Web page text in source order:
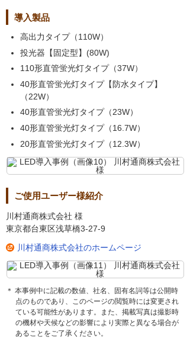
導入製品
高出力タイプ（110W）
投光器【固定型】(80W)
110形直管蛍光灯タイプ（37W）
40形直管蛍光灯タイプ【防水タイプ】
（22W）
40形直管蛍光灯タイプ（23W）
40形直管蛍光灯タイプ（16.7W）
20形直管蛍光灯タイプ（12.3W）
ご使用ユーザー様紹介
川村通商株式会社 様
東京都台東区浅草橋3-27-9
川村通商株式会社のホームページ
＊ 本事例中に記載の数値、社名、固有名詞等は公開時
点のものであり、このページの閲覧時には変更され
ている可能性があります。また、掲載写真は撮影時
の機材や天候などの影響により実際と異なる場合が
あることをご了承ください。